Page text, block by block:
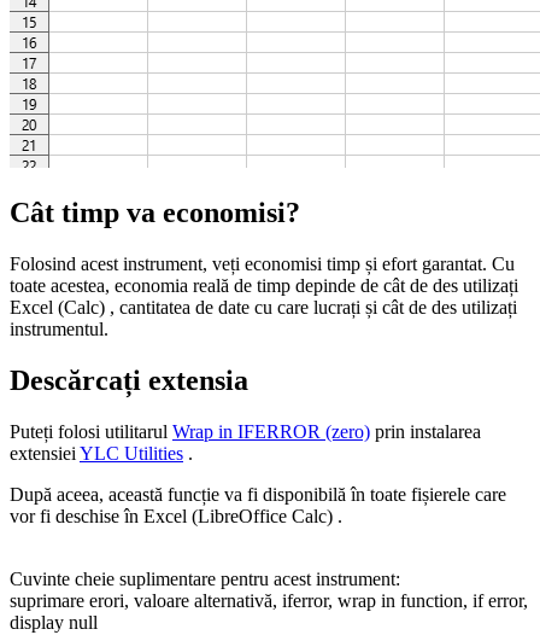
Cât timp va economisi?
Folosind acest instrument, veți economisi timp și efort garantat. Cu
toate acestea, economia reală de timp depinde de cât de des utilizați
Excel (Calc) , cantitatea de date cu care lucrați și cât de des utilizați
instrumentul.
Descărcați extensia
Puteți folosi utilitarul Wrap in IFERROR (zero) prin instalarea
extensiei YLC Utilities .
După aceea, această funcție va fi disponibilă în toate fișierele care
vor fi deschise în Excel (LibreOffice Calc) .
Cuvinte cheie suplimentare pentru acest instrument:
suprimare erori, valoare alternativă, iferror, wrap in function, if error,
display null